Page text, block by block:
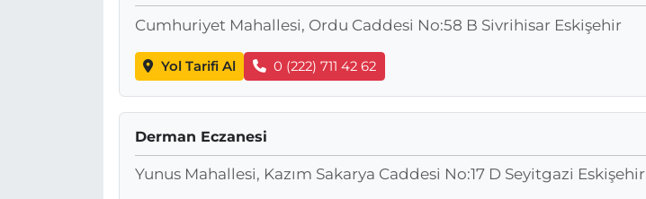
Cumhuriyet Mahallesi, Ordu Caddesi No:58 B Sivrihisar Eskişehir
Yol Tarifi Al 0 (222) 711 42 62
Derman Eczanesi
Yunus Mahallesi, Kazım Sakarya Caddesi No:17 D Seyitgazi Eskişehir